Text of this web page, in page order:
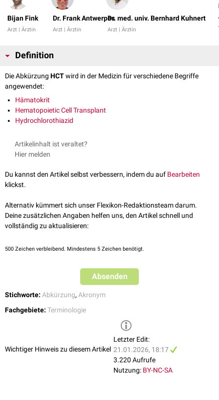
Bijan Fink
Arzt | Ärztin
Dr. Frank Antwerpes
Arzt | Ärztin
Dr. med. univ. Bernhard Kuhnert
Arzt | Ärztin
Definition
Die Abkürzung HCTwird in der Medizin für verschiedene Begriffe
angewendet:
Hämatokrit
Hematopoietic Cell Transplant
Hydrochlorothiazid
Artikelinhalt ist veraltet?
Hier melden
Du kannst den Artikel selbst verbessern, indem du auf Bearbeiten
klickst.
Alternativ kümmert sich unser Flexikon-Redaktionsteam darum.
Deine zusätzlichen Angaben helfen uns, den Artikel schnell und
vollständig zu aktualisieren:
500 Zeichen verbleibend. Mindestens 5 Zeichen benötigt.
Absenden
Stichworte: Abkürzung, Akronym
Fachgebiete: Terminologie
Wichtiger Hinweis zu diesem Artikel
Letzter Edit:
21.01.2026, 18:17
3.220 Aufrufe
Nutzung: BY-NC-SA